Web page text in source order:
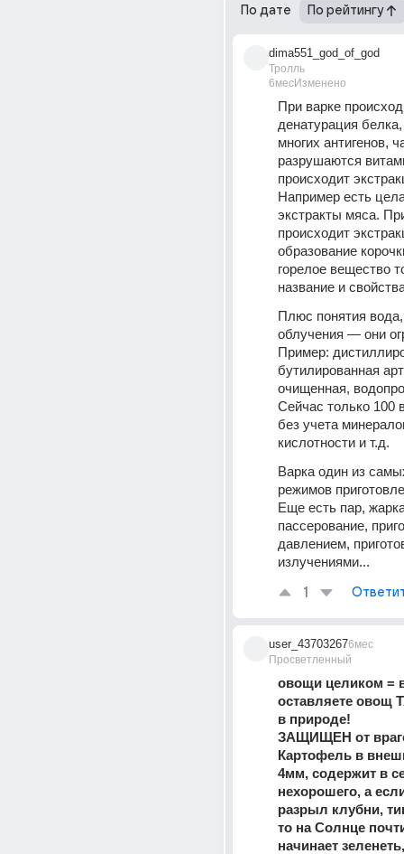
По дате По рейтингу
dima551_god_of_god
Тролль
6месИзменено
При варке
денатурация
многих антигенов,
разрушаются
происходит
Например есть
экстракты мяса.
происходит
образование
горелое вещество
название и
Плюс понятия
облучения — они
Пример:
бутилированная
очищенная,
Сейчас только 100
без учета
кислотности и т.д.
Варка один из
режимов
Еще есть пар,
пассерование,
давлением,
излучениями...
1
user_43703267
Просветленный
6мес
овощи целиком =
оставляете овощ
в природе!
ЗАЩИЩЕН от
Картофель в
4мм, содержит в
нехорошего, а
разрыл клубни,
то на Солнце
начинает